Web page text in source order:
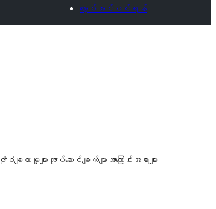
လော့ဂ်အင်ဝင်ရန်
ပုံစံချထားမှုများ လုပ်ဆောင်ချက်များ အကြောင်းအရာများ